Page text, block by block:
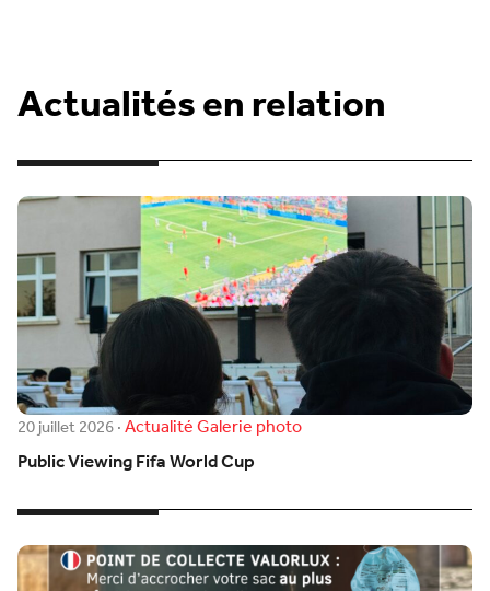
Actualités en relation
20 juillet 2026·ActualitéGalerie photo
Public Viewing Fifa World Cup